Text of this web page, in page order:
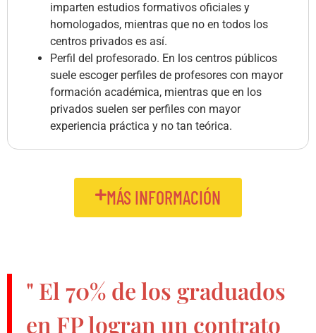
imparten estudios formativos oficiales y
homologados, mientras que no en todos los
centros privados es así.
Perfil del profesorado. En los centros públicos
suele escoger perfiles de profesores con mayor
formación académica, mientras que en los
privados suelen ser perfiles con mayor
experiencia práctica y no tan teórica.
MÁS INFORMACIÓN
" El 70% de los graduados
en FPlogran un contrato